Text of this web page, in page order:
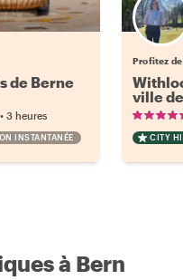
de Berne
• 3 heures
INSTANTANÉE
Profitez
ville
CITY
à Bern